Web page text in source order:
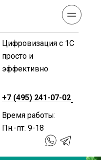
Время работы:
Пн.-пт. 9-18
+7 (495) 241-07-02
Цифровизация с 1С
просто и
эффективно